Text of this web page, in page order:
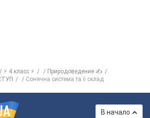
⚡ 4 класс ⚡
Природоведение ✍
Сонячна система та її склад
В начало